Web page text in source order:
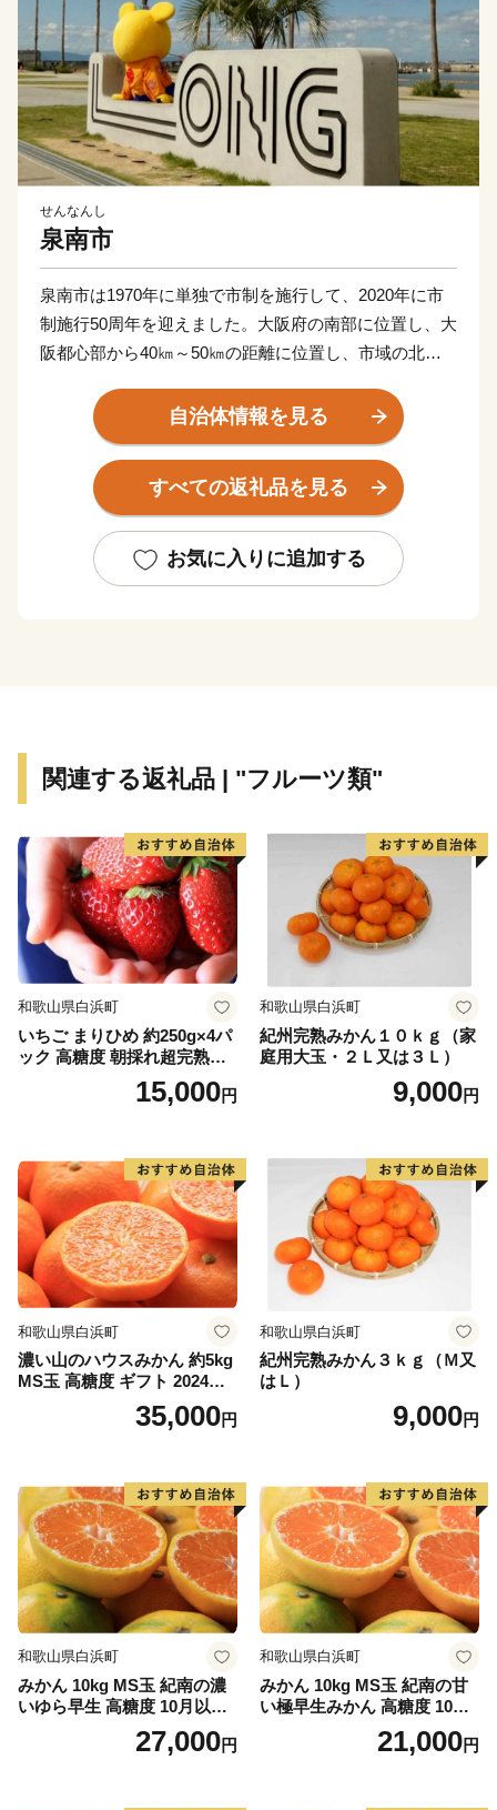
せんなんし
泉南市
泉南市は1970年に単独で市制を施行して、2020年に市
制施行50周年を迎えました。大阪府の南部に位置し、大
阪都心部から40㎞～50㎞の距離に位置し、市域の北西
市、そして南東は和歌山県岩出市、紀の川市と接してい
ます。市域は南北約11㎞、東西約8㎞の広がりをみせ、
面積は48.98㎢であり、市域に関西国際空港の約1/3を含
みます。
地形は、山地部、丘陵部、平地部および臨海部からな
り、南部の山地部には低い山々が連なる和泉山脈があ
る事業所が集積し、岡田と樽井にある漁港では大阪湾で
SENNAN LONG PARK（泉南ロングパーク）を設け、
にぎわいを創出し、レクリエーションゾーンとして再生
させ、泉南市のまちづくりの拠点とすることをめざして
います。
自治体情報を見る
すべての返礼品を見る
お気に入りに追加する
関連する返礼品 | "フルーツ類"
和歌山県白浜町
いちご まりひめ 約250g×4パ
ック 高糖度 朝採れ超完熟ま
りひめ 1月以降発送分
15,000円
和歌山県白浜町
紀州完熟みかん１０ｋｇ（家
庭用大玉・２Ｌ又は３Ｌ）
9,000円
和歌山県白浜町
濃い山のハウスみかん 約5kg
MS玉 高糖度 ギフト 2024年7
35,000円
和歌山県白浜町
紀州完熟みかん３ｋｇ（Ｍ又
はＬ）
9,000円
和歌山県白浜町
みかん 10kg MS玉 紀南の濃
いゆら早生 高糖度 10月以降
発送 マルチ被覆栽培27,000円
和歌山県白浜町
みかん 10kg MS玉 紀南の甘
い極早生みかん 高糖度 10月
以降発送 マルチ被覆栽培
21,000円